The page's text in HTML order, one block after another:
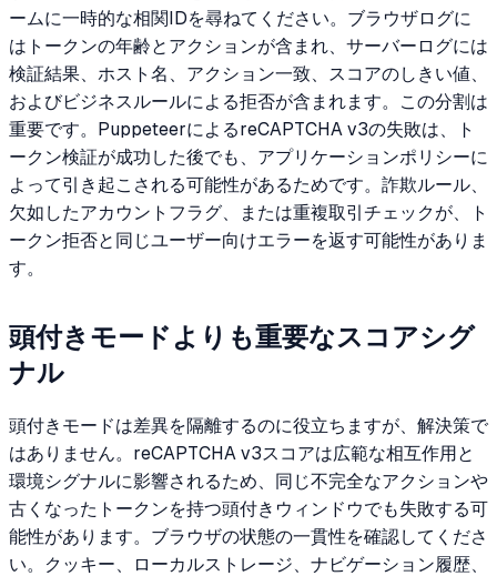
ームに一時的な相関IDを尋ねてください。ブラウザログに
はトークンの年齢とアクションが含まれ、サーバーログには
検証結果、ホスト名、アクション一致、スコアのしきい値、
およびビジネスルールによる拒否が含まれます。この分割は
重要です。PuppeteerによるreCAPTCHA v3の失敗は、ト
ークン検証が成功した後でも、アプリケーションポリシーに
よって引き起こされる可能性があるためです。詐欺ルール、
欠如したアカウントフラグ、または重複取引チェックが、ト
ークン拒否と同じユーザー向けエラーを返す可能性がありま
す。
頭付きモードよりも重要なスコアシグ
ナル
頭付きモードは差異を隔離するのに役立ちますが、解決策で
はありません。reCAPTCHA v3スコアは広範な相互作用と
環境シグナルに影響されるため、同じ不完全なアクションや
古くなったトークンを持つ頭付きウィンドウでも失敗する可
能性があります。ブラウザの状態の一貫性を確認してくださ
い。クッキー、ローカルストレージ、ナビゲーション履歴、